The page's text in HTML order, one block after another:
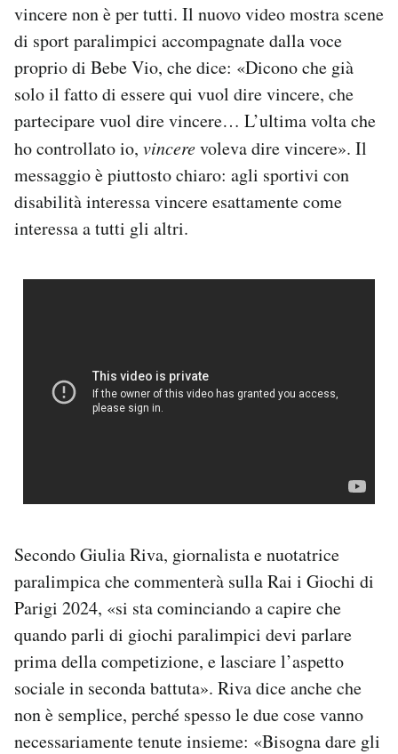
vincere non è per tutti. Il nuovo video mostra scene
di sport paralimpici accompagnate dalla voce
proprio di Bebe Vio, che dice: «Dicono che già
solo il fatto di essere qui vuol dire vincere, che
partecipare vuol dire vincere… L’ultima volta che
ho controllato io, vincerevoleva dire vincere». Il
messaggio è piuttosto chiaro: agli sportivi con
disabilità interessa vincere esattamente come
interessa a tutti gli altri.
Secondo Giulia Riva, giornalista e nuotatrice
paralimpica che commenterà sulla Rai i Giochi di
Parigi 2024, «si sta cominciando a capire che
quando parli di giochi paralimpici devi parlare
prima della competizione, e lasciare l’aspetto
sociale in seconda battuta». Riva dice anche che
non è semplice, perché spesso le due cose vanno
necessariamente tenute insieme: «Bisogna dare gli